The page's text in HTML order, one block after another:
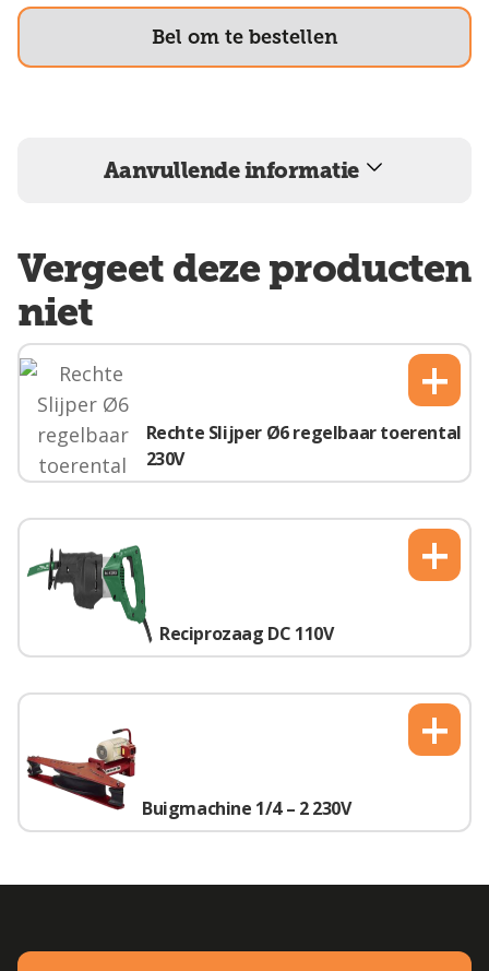
Bel om te bestellen
Aanvullende informatie
Vergeet deze producten
niet
Rechte Slijper Ø6 regelbaar toerental
230V
+
Reciprozaag DC 110V
+
Buigmachine 1/4 – 2 230V
+